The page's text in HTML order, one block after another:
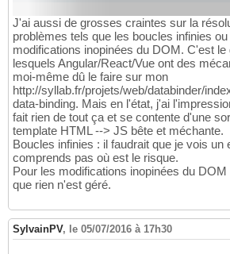
J'ai aussi de grosses craintes sur la
problèmes tels que les boucles infinies
modifications inopinées du DOM. C'est
lesquels Angular/React/Vue ont des
moi-même dû le faire sur mon
http://syllab.fr/projets/web/databinder/
data-binding. Mais en l'état, j'ai
fait rien de tout ça et se contente d'une
template HTML --> JS bête et méchante.
Boucles infinies : il faudrait que je vois un
comprends pas où est le risque.
Pour les modifications inopinées du
que rien n'est géré.
SylvainPV, le 05/07/2016 à 17h30